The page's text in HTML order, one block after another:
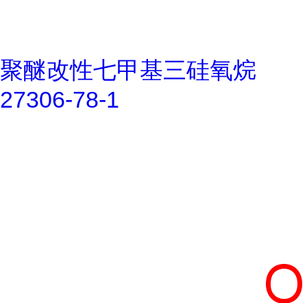
聚醚改性七甲基三硅氧烷
27306-78-1